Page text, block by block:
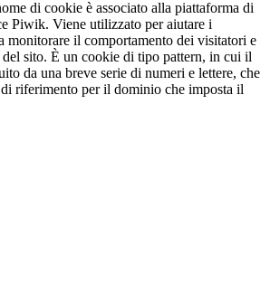
di cookie è associato alla piattaforma di
Piwik. Viene utilizzato per aiutare i
monitorare il comportamento dei visitatori e
del sito. È un cookie di tipo pattern, in cui il
da una breve serie di numeri e lettere, che
riferimento per il dominio che imposta il